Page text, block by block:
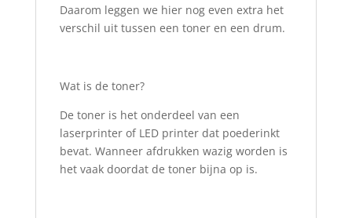
Daarom leggen we hier nog even extra het
verschil uit tussen een toner en een drum.
Wat is de toner?
De toner is het onderdeel van een
laserprinter of LED printer dat poederinkt
bevat. Wanneer afdrukken wazig worden is
het vaak doordat de toner bijna op is.